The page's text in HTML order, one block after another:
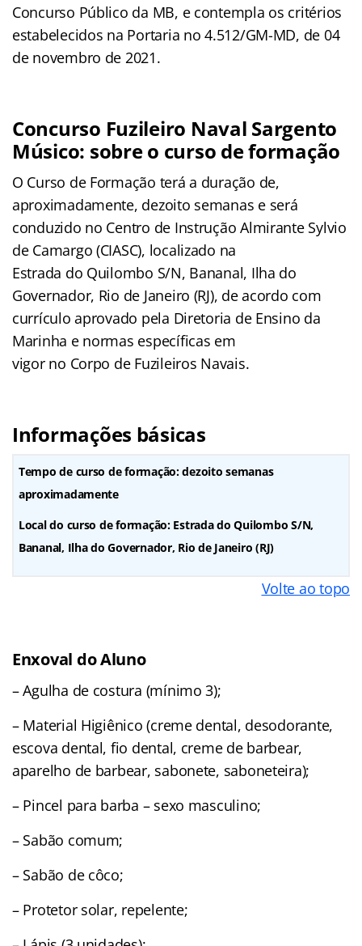
Concurso Público da MB, e contempla os critérios
estabelecidos na Portaria no 4.512/GM-MD, de 04
de novembro de 2021.
Concurso Fuzileiro Naval Sargento
Músico: sobre o curso de formação
O Curso de Formação terá a duração de,
aproximadamente, dezoito semanas e será
conduzido no Centro de Instrução Almirante Sylvio
de Camargo (CIASC), localizado na
Estrada do Quilombo S/N, Bananal, Ilha do
Governador, Rio de Janeiro (RJ), de acordo com
currículo aprovado pela Diretoria de Ensino da
Marinha e normas específicas em
vigor no Corpo de Fuzileiros Navais.
Informações básicas
Tempo de curso de formação: dezoito semanas
aproximadamente
Local do curso de formação: Estrada do Quilombo S/N,
Bananal, Ilha do Governador, Rio de Janeiro (RJ)
Volte ao topo
Enxoval do Aluno
– Agulha de costura (mínimo 3);
– Material Higiênico (creme dental, desodorante,
escova dental, fio dental, creme de barbear,
aparelho de barbear, sabonete, saboneteira);
– Pincel para barba – sexo masculino;
– Sabão comum;
– Sabão de côco;
– Protetor solar, repelente;